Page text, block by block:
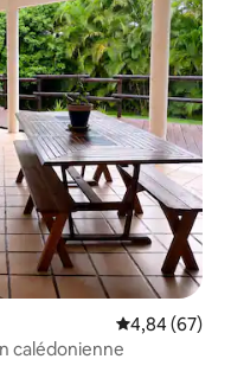
Évaluation
4,84 (67)
calédonienne